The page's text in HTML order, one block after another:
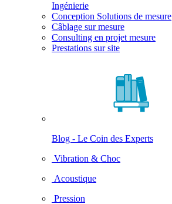
Ingénierie
Conception Solutions de mesure
Câblage sur mesure
Consulting en projet mesure
Prestations sur site
Blog - Le Coin des Experts
Vibration & Choc
Acoustique
Pression